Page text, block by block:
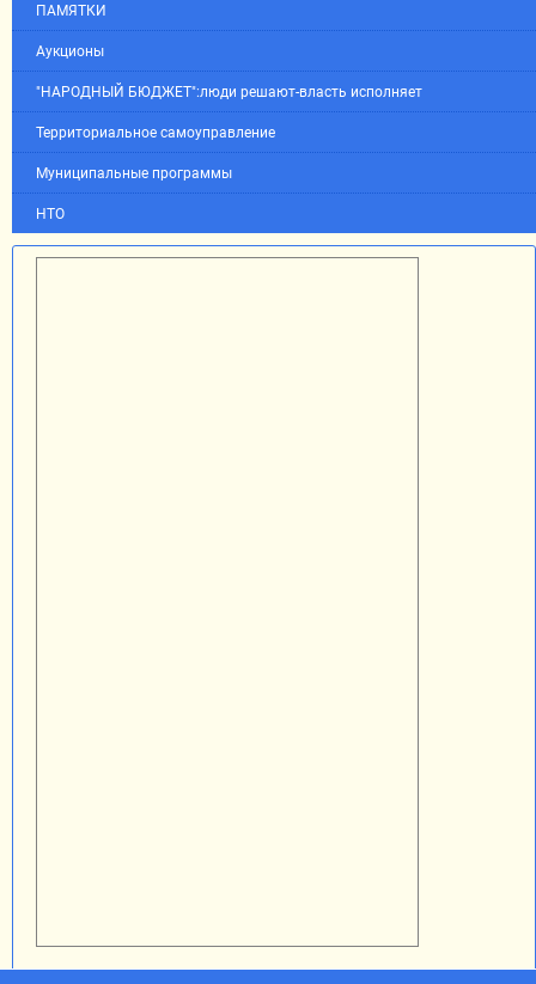
ПАМЯТКИ
Аукционы
"НАРОДНЫЙ БЮДЖЕТ":люди решают-власть исполняет
Территориальное самоуправление
Муниципальные программы
НТО